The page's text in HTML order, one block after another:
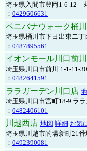
埼玉県入間市豊岡1-6-12
： 0429606631
ベニバナウォーク桶
埼玉県桶川市下日出東二
： 0487895561
イオンモール川口前
埼玉県川口市前川 1-1-11-
： 0482641591
ララガーデン川口店
埼玉県川口市宮町18-9 ラ
： 0482406101
川越西店 地図 詳細 お気
埼玉県川越市的場新町21番
： 0492390081